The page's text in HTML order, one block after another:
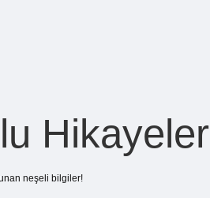
Hikayeler
neşeli bilgiler!